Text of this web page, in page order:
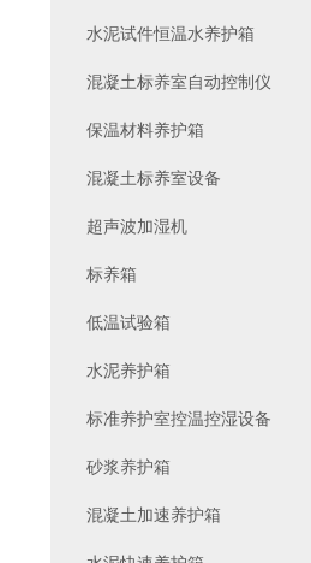
水泥试件恒温水养护箱
混凝土标养室自动控制仪
保温材料养护箱
混凝土标养室设备
超声波加湿机
标养箱
低温试验箱
水泥养护箱
标准养护室控温控湿设备
砂浆养护箱
混凝土加速养护箱